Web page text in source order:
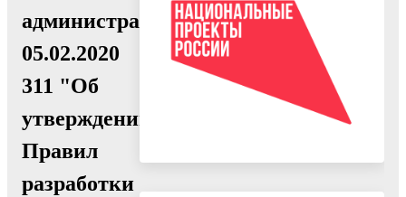
администрации
05.02.2020
311 "Об
утверждении
Правил
разработки